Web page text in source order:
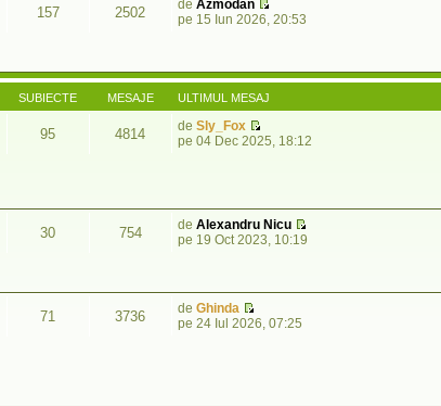
157 2502 de Azmodan
pe 15 Iun 2026, 20:53
SUBIECTE MESAJE ULTIMUL MESAJ
95 4814 de Sly_Fox
pe 04 Dec 2025, 18:12
30 754 de Alexandru Nicu
pe 19 Oct 2023, 10:19
71 3736 de Ghinda
pe 24 Iul 2026, 07:25